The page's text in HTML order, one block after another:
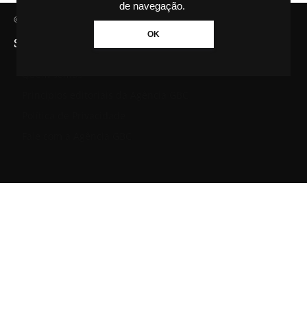
de navegação.
OK
© Agência GBC. Aqui tem notícia. Todos os direitos reservados.
SAIBA MAIS SOBRE A AGÊNCIA GBC